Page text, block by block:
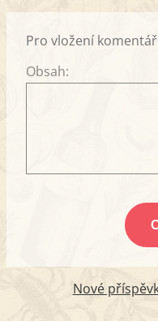
Pro vložení
Obsah:
Nové